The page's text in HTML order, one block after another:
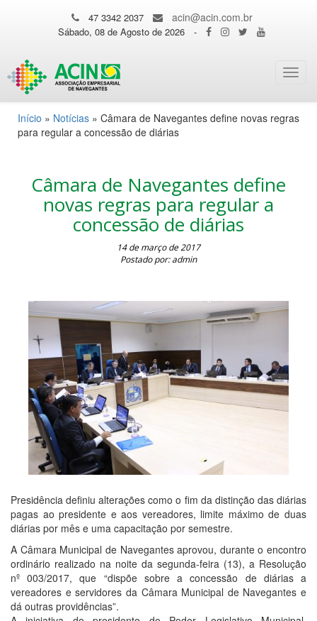
47 3342 2037 acin@acin.com.br
Sábado, 08 de Agosto de 2026 -
Início » Notícias » Câmara de Navegantes define novas regras
para regular a concessão de diárias
Câmara de Navegantes define
novas regras para regular a
concessão de diárias
14 de março de 2017
Postado por: admin
Presidência definiu alterações como o fim da distinção das diárias
pagas ao presidente e aos vereadores, limite máximo de duas
diárias por mês e uma capacitação por semestre.
A Câmara Municipal de Navegantes aprovou, durante o encontro
ordinário realizado na noite da segunda-feira (13), a Resolução
nº 003/2017, que “dispõe sobre a concessão de diárias a
vereadores e servidores da Câmara Municipal de Navegantes e
dá outras providências”.